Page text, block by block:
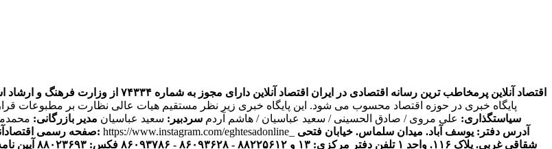
اقتصاد آنلاین پرمخاطب ترین رسانه اقتصادی در ایران اقتصاد آنلاین دارای مجوز به شماره ۷۴۳۳۴ از وزارت فرهنگ و ارشاد اسلامی است.
پایگاه خبری در حوزه اقتصاد محسوب می شود. این پایگاه خبری زیر نظر مستقیم هیات عالی نظارت بر مطبوعات
سیاستگذاری: علی مروی / صادق الحسینی / سعید عباسیان / هاشم آردم سردبیر: سعید عباسیان مدیر بازرگانی:
صفحه رسمی اقتصادآنلاین در اینستاگرام: https://www.instagram.com/eghtesadonline_ آدرس دفتر: یوسف آباد. میدان سلماس. خیابان فتحی
شقاقی غربی. پلاک ۱۱۶. واحد ۱
تلفن دفتر مرکزی: ۱۳ و ۸۸۲۲۵۶۱۲ - ۸۶۰۹۳۶۲۸ - ۸۶۰۹۳۷۸۶ فکس: ۸۸۰۲۳۶۹۳ آیین